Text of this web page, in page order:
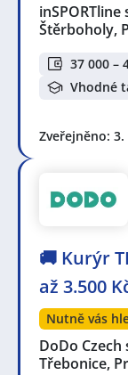
Štěrboholy,
37 000 –
Vhodné
Zveřejněno:
🚚 Kurýr
až 3.500
Nutně vás
DoDo Czech
Třebonice,